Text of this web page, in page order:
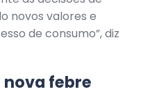
novos valores e
de consumo”, diz
febre